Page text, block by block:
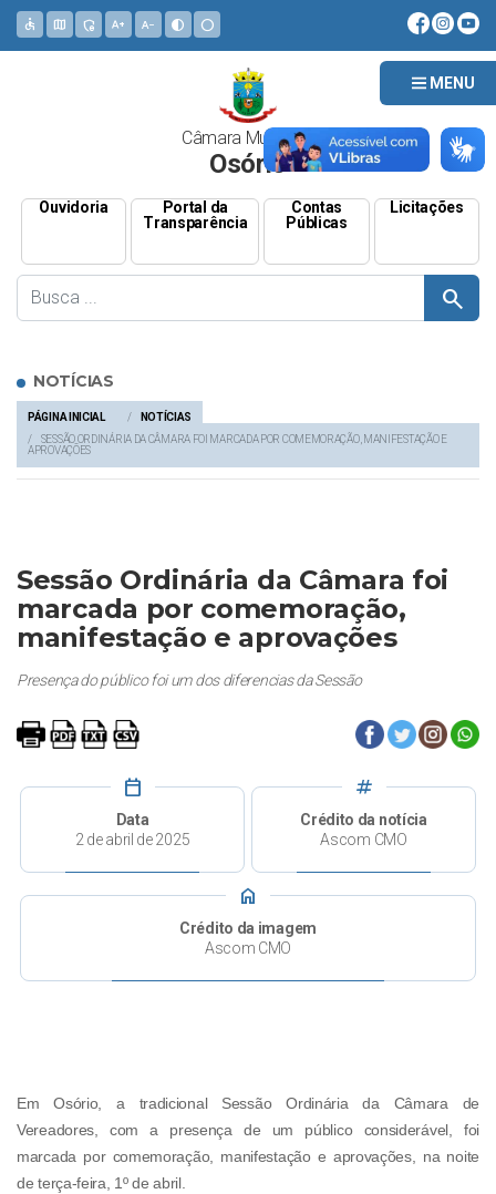
MENU
accessible map admin_panel_settings text_increase text_decrease contrast circle
Câmara Municipal
Osório
Ouvidoria
Portal da
Transparência
Contas
Públicas
Licitações
search
NOTÍCIAS
PÁGINA INICIAL
NOTÍCIAS
SESSÃO ORDINÁRIA DA CÂMARA FOI MARCADA POR COMEMORAÇÃO, MANIFESTAÇÃO E
APROVAÇÕES
Sessão Ordinária da Câmara foi
marcada por comemoração,
manifestação e aprovações
Presença do público foi um dos diferencias da Sessão
calendar_today
Data
2 de abril de 2025
tag
Crédito da notícia
Ascom CMO
home
Crédito da imagem
Ascom CMO
Em Osório, a tradicional Sessão Ordinária da Câmara de
Vereadores, com a presença de um público considerável, foi
marcada por comemoração, manifestação e aprovações, na noite
de terça-feira, 1º de abril.